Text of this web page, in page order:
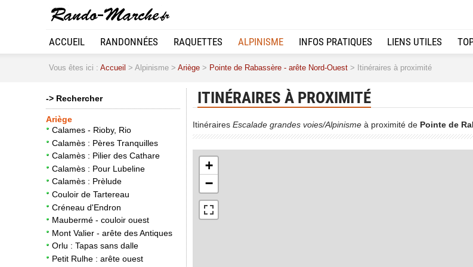
ACCUEIL RANDONNÉES RAQUETTES ALPINISME INFOS PRATIQUES LIENS UTILES
Vous êtes ici : Accueil > Alpinisme > Ariège > Pointe de Rabassère - arête Nord-Ouest > Itinéraires à proximité
-> Rechercher
Ariège
Calames - Rioby, Rio
Calamès : Pères Tranquilles
Calamès : Pilier des Cathare
Calamès : Pour Lubeline
Calamès : Prèlude
Couloir de Tartereau
Créneau d'Endron
Maubermé - couloir ouest
Mont Valier - arête des Antiques
Orlu : Tapas sans dalle
Petit Rulhe : arête ouest
ITINÉRAIRES À PROXIMITÉ
Itinéraires Escalade grandes voies/Alpinisme à proximité de Pointe de
+
−